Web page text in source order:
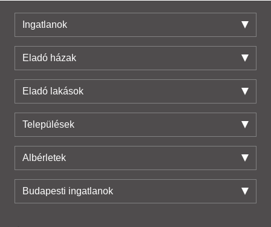
Ingatlanok
Eladó házak
Eladó lakások
Települések
Albérletek
Budapesti ingatlanok